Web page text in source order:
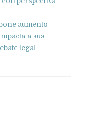
aumento
a sus
legal